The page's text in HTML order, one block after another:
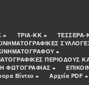
ΤΡΙΑ-ΚΚ
ΤΕΣΣΕΡΑ-
ΠΕΡΙΟΔΟΥΣ
ΦΩΤΟΓΡΑΦΙΑΣ
Βίντεο Αρχεία PDF